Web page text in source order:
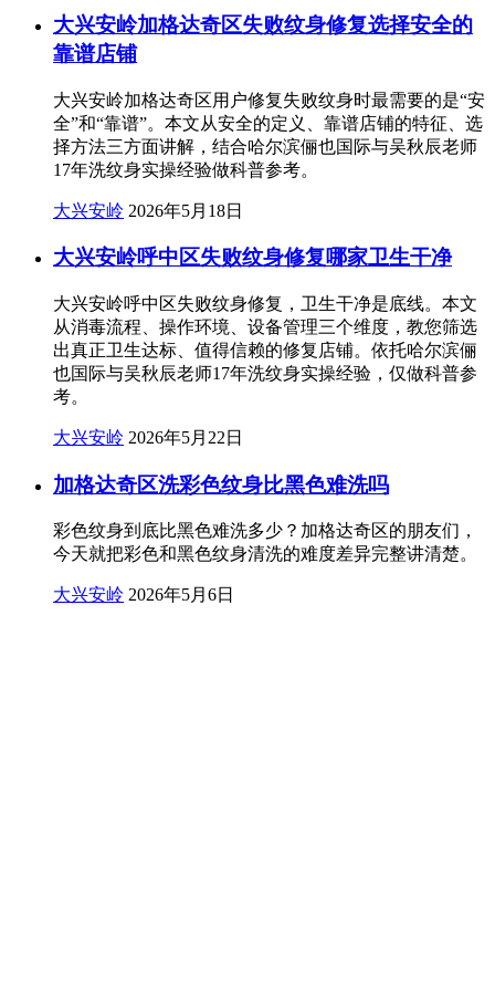
大兴安岭加格达奇区失败纹身修复选择安全的
靠谱店铺
大兴安岭加格达奇区用户修复失败纹身时最需要的是“安
全”和“靠谱”。本文从安全的定义、靠谱店铺的特征、选
择方法三方面讲解，结合哈尔滨俪也国际与吴秋辰老师
17年洗纹身实操经验做科普参考。
大兴安岭 2026年5月18日
大兴安岭呼中区失败纹身修复哪家卫生干净
大兴安岭呼中区失败纹身修复，卫生干净是底线。本文
从消毒流程、操作环境、设备管理三个维度，教您筛选
出真正卫生达标、值得信赖的修复店铺。依托哈尔滨俪
也国际与吴秋辰老师17年洗纹身实操经验，仅做科普参
考。
大兴安岭 2026年5月22日
加格达奇区洗彩色纹身比黑色难洗吗
彩色纹身到底比黑色难洗多少？加格达奇区的朋友们，
今天就把彩色和黑色纹身清洗的难度差异完整讲清楚。
大兴安岭 2026年5月6日